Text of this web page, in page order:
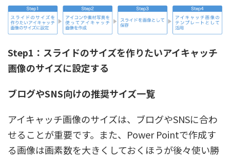
Step1：スライドのサイズを作りたいアイキャッチ
画像のサイズに設定する
ブログやSNS向けの推奨サイズ一覧
アイキャッチ画像のサイズは、ブログやSNSに合わ
せることが重要です。また、Power Pointで作成す
る画像は画素数を大きくしておくほうが後々使い勝